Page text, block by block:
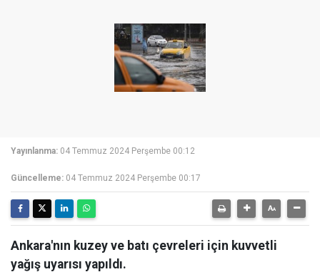
Yayınlanma: 04 Temmuz 2024 Perşembe 00:12
Güncelleme: 04 Temmuz 2024 Perşembe 00:17
Ankara'nın kuzey ve batı çevreleri için kuvvetli
yağış uyarısı yapıldı.